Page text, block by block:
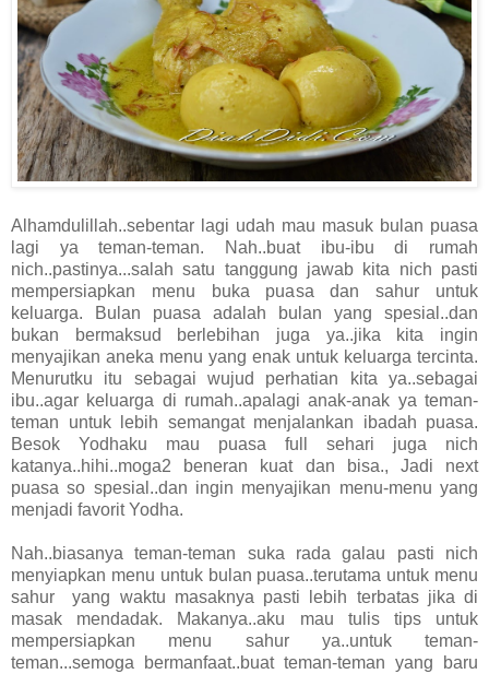
Alhamdulillah..sebentar lagi udah mau masuk bulan puasa
lagi ya teman-teman. Nah..buat ibu-ibu di rumah
nich..pastinya...salah satu tanggung jawab kita nich pasti
mempersiapkan menu buka puasa dan sahur untuk
keluarga. Bulan puasa adalah bulan yang spesial..dan
bukan bermaksud berlebihan juga ya..jika kita ingin
menyajikan aneka menu yang enak untuk keluarga tercinta.
Menurutku itu sebagai wujud perhatian kita ya..sebagai
ibu..agar keluarga di rumah..apalagi anak-anak ya teman-
teman untuk lebih semangat menjalankan ibadah puasa.
Besok Yodhaku mau puasa full sehari juga nich
katanya..hihi..moga2 beneran kuat dan bisa., Jadi next
puasa so spesial..dan ingin menyajikan menu-menu yang
menjadi favorit Yodha.
Nah..biasanya teman-teman suka rada galau pasti nich
menyiapkan menu untuk bulan puasa..terutama untuk menu
sahur yang waktu masaknya pasti lebih terbatas jika di
masak mendadak. Makanya..aku mau tulis tips untuk
mempersiapkan menu sahur ya..untuk teman-
teman...semoga bermanfaat..buat teman-teman yang baru